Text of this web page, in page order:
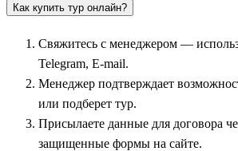
Как купить тур онлайн?
Свяжитесь с менеджером —
Telegram, E-mail.
Менеджер подтверждает
или подберет тур.
Присылаете данные для договора
защищенные формы на сайте.